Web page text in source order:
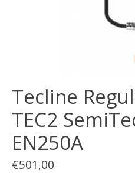
Tecline
TEC2
EN250A
€501,00